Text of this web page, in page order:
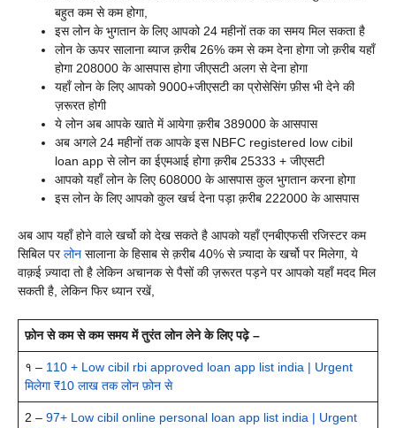
बहुत कम से कम होगा,
इस लोन के भुगतान के लिए आपको 24 महीनों तक का समय मिल सकता है
लोन के ऊपर सालाना ब्याज क़रीब 26% कम से कम देना होगा जो क़रीब यहाँ
होगा 208000 के आसपास होगा जीएसटी अलग से देना होगा
यहाँ लोन के लिए आपको 9000+जीएसटी का प्रोसेसिंग फ़ीस भी देने की
ज़रूरत होगी
ये लोन अब आपके खाते में आयेगा क़रीब 389000 के आसपास
अब अगले 24 महीनों तक आपके इस NBFC registered low cibil
loan app से लोन का ईएमआई होगा क़रीब 25333 + जीएसटी
आपको यहाँ लोन के लिए 608000 के आसपास कुल भुगतान करना होगा
इस लोन के लिए आपको कुल खर्च देना पड़ा क़रीब 222000 के आसपास
अब आप यहाँ होने वाले खर्चो को देख सकते है आपको यहाँ एनबीएफसी रजिस्टर कम
सिबिल परलोन सालाना के हिसाब से क़रीब 40% से ज़्यादा के खर्चो पर मिलेगा, ये
वाक़ई ज़्यादा तो है लेकिन अचानक से पैसों की ज़रूरत पड़ने पर आपको यहाँ मदद मिल
सकती है, लेकिन फिर ध्यान रखें,
फ़ोन से कम से कम समय में तुरंत लोन लेने के लिए पढ़े –
१ – 110 + Low cibil rbi approved loan app list india | Urgent
मिलेगा ₹10 लाख तक लोन फ़ोन से
2 – 97+ Low cibil online personal loan app list india | Urgent